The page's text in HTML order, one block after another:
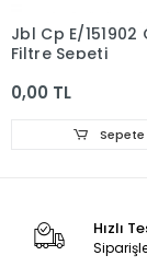
Jbl Cp E/151902
Filtre Sepeti
0,00 TL
Sepete
Hızlı